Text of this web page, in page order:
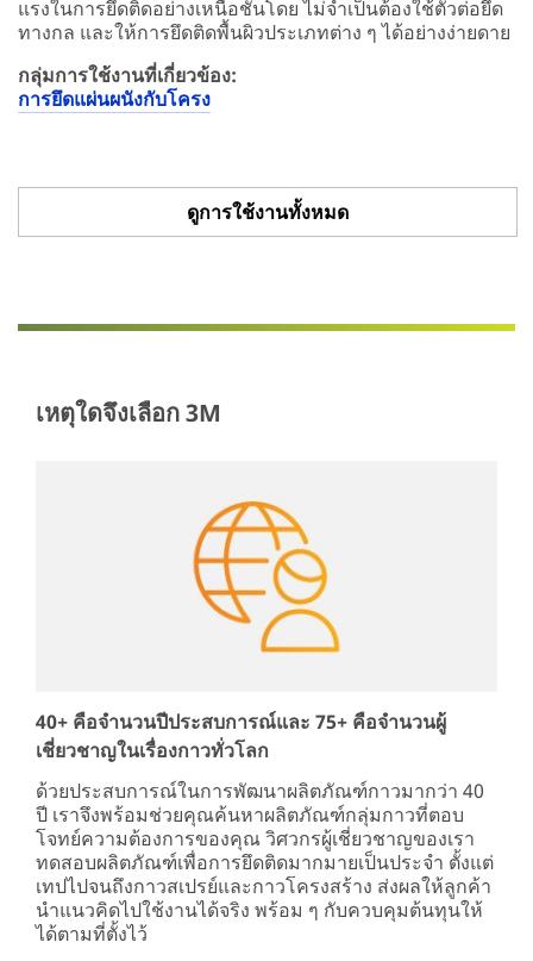
แรงในการยึดติดอย่างเหนือชั้นโดย ไม่จำเป็นต้องใช้ตัวต่อยึด
ทางกล และให้การยึดติดพื้นผิวประเภทต่าง ๆ ได้อย่างง่ายดาย
กลุ่มการใช้งานที่เกี่ยวข้อง:
การยึดแผ่นผนังกับโครง
ดูการใช้งานทั้งหมด
เหตุใดจึงเลือก 3M
40+ คือจำนวนปีประสบการณ์และ 75+ คือจำนวนผู้
เชี่ยวชาญในเรื่องกาวทั่วโลก
ด้วยประสบการณ์ในการพัฒนาผลิตภัณฑ์กาวมากว่า 40
ปี เราจึงพร้อมช่วยคุณค้นหาผลิตภัณฑ์กลุ่มกาวที่ตอบ
โจทย์ความต้องการของคุณ วิศวกรผู้เชี่ยวชาญของเรา
ทดสอบผลิตภัณฑ์เพื่อการยึดติดมากมายเป็นประจำ ตั้งแต่
เทปไปจนถึงกาวสเปรย์และกาวโครงสร้าง ส่งผลให้ลูกค้า
นำแนวคิดไปใช้งานได้จริง พร้อม ๆ กับควบคุมต้นทุนให้
ได้ตามที่ตั้งไว้